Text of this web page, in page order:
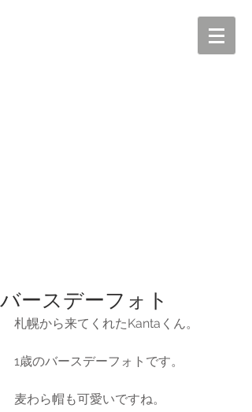
バースデーフォト
札幌から来てくれたKantaくん。
1歳のバースデーフォトです。
麦わら帽も可愛いですね。